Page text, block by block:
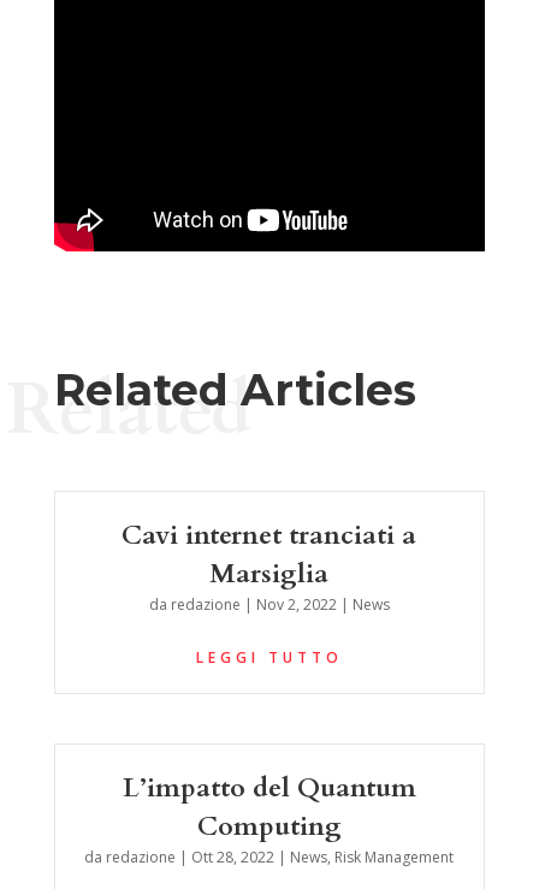
Related Articles
Related
Cavi internet tranciati a
Marsiglia
da redazione | Nov 2, 2022| News
LEGGI TUTTO
L’impatto del Quantum
Computing
da redazione | Ott 28, 2022 | News, Risk Management